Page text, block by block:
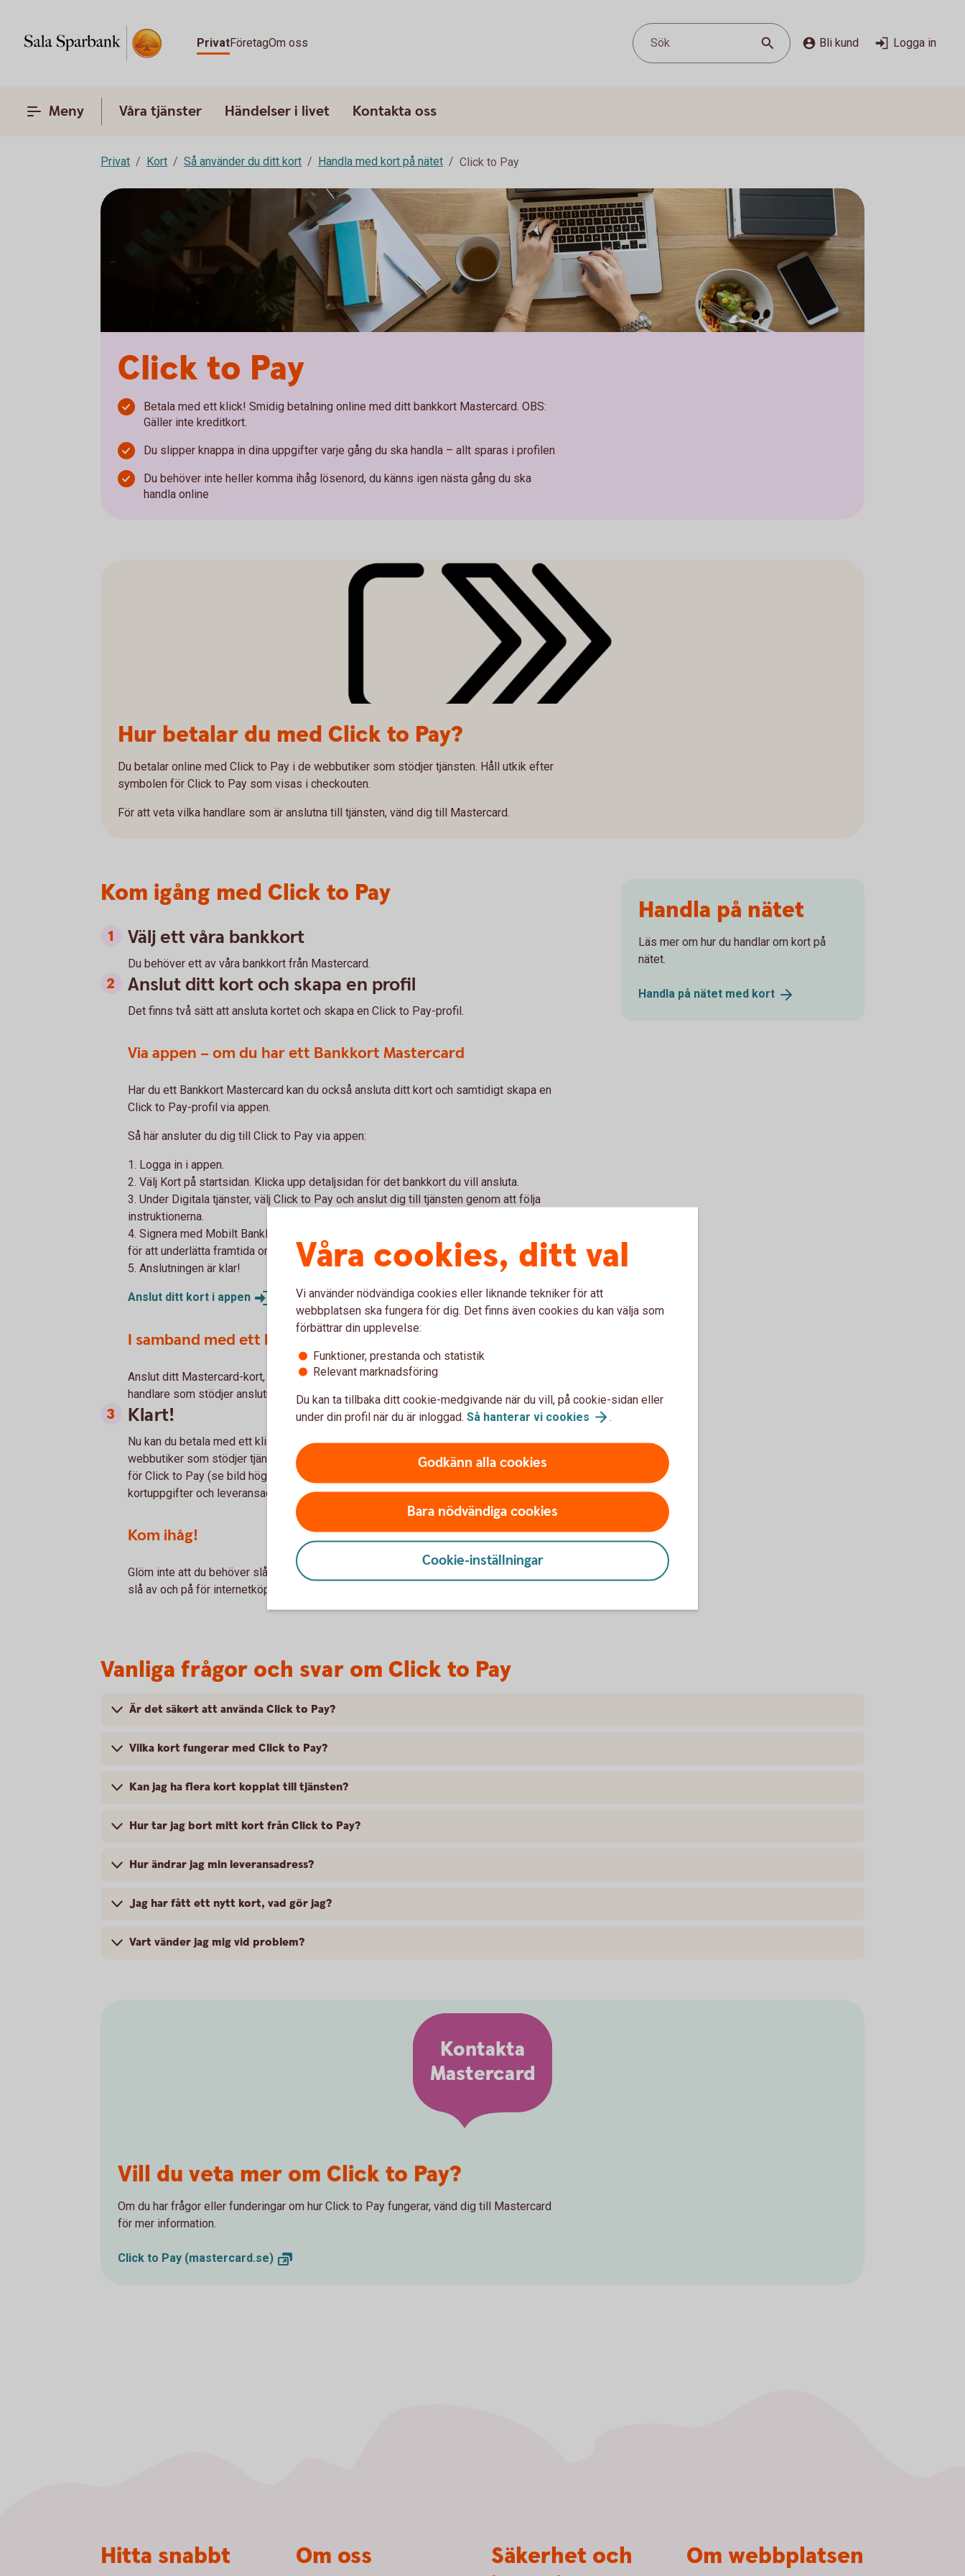
PrivatFöretagOm oss Sök Bli kund Logga in
Meny Våra tjänster Händelser i livet Kontakta oss
Privat Kort Så använder du ditt kort Handla med kort på nätet Click to Pay
Click to Pay
Betala med ett klick! Smidig betalning online med ditt bankkort Mastercard. OBS:
Gäller inte kreditkort.
Du slipper knappa in dina uppgifter varje gång du ska handla – allt sparas i profilen
Du behöver inte heller komma ihåg lösenord, du känns igen nästa gång du ska
handla online
Hur betalar du med Click to Pay?
Du betalar online med Click to Pay i de webbutiker som stödjer tjänsten. Håll utkik efter
symbolen för Click to Pay som visas i checkouten.
För att veta vilka handlare som är anslutna till tjänsten, vänd dig till Mastercard.
Kom igång med Click to Pay
Välj ett våra bankkort
Du behöver ett av våra bankkort från Mastercard.
Anslut ditt kort och skapa en profil
Det finns två sätt att ansluta kortet och skapa en Click to Pay-profil.
Via appen – om du har ett Bankkort Mastercard
Har du ett Bankkort Mastercard kan du också ansluta ditt kort och samtidigt skapa en
Click to Pay-profil via appen.
Så här ansluter du dig till Click to Pay via appen:
1. Logga in i appen.
2. Välj Kort på startsidan. Klicka upp detaljsidan för det bankkort du vill ansluta.
3. Under Digitala tjänster, välj Click to Pay och anslut dig till tjänsten genom att följa
instruktionerna.
4. Signera med Mobilt BankID. Du skickas vidare till Mastercard där dina uppgifter lagras
för att underlätta framtida onlineköp.
5. Anslutningen är klar!
Anslut ditt kort i appen
I samband med ett köp online – alla kort från Mastercard
Anslut ditt Mastercard-kort, och skapa samtidigt en profil, i samband med ett köp hos en
handlare som stödjer anslutning till Click to Pay.
Klart!
Nu kan du betala med ett klick nästa gång du ska handla med Click to Pay, i de
webbutiker som stödjer tjänsten. Vid checkouten hos en handlare klickar du på symbolen
för Click to Pay (se bild högre upp på sidan). Du betalar smidigt med ett klick, eftersom
kortuppgifter och leveransadress redan är förifyllt.
Kom ihåg!
Glöm inte att du behöver slå på kortet för internetköp för att kunna handla online. Du kan
slå av och på för internetköp i appen, under Kortinställningar.
Handla på nätet
Läs mer om hur du handlar om kort på
nätet.
Handla på nätet med kort
Vanliga frågor och svar om Click to Pay
Är det säkert att använda Click to Pay?
Vilka kort fungerar med Click to Pay?
Kan jag ha flera kort kopplat till tjänsten?
Hur tar jag bort mitt kort från Click to Pay?
Hur ändrar jag min leveransadress?
Jag har fått ett nytt kort, vad gör jag?
Vart vänder jag mig vid problem?
Kontakta
Mastercard
Vill du veta mer om Click to Pay?
Om du har frågor eller funderingar om hur Click to Pay fungerar, vänd dig till Mastercard
för mer information.
Click to Pay (mastercard.se)
Våra cookies, ditt val
Vi använder nödvändiga cookies eller liknande tekniker för att
webbplatsen ska fungera för dig. Det finns även cookies du kan välja som
förbättrar din upplevelse:
Funktioner, prestanda och statistik
Relevant marknadsföring
Du kan ta tillbaka ditt cookie-medgivande när du vill, på cookie-sidan eller
under din profil när du är inloggad. Så hanterar vi cookies .
Godkänn alla cookies
Bara nödvändiga cookies
Cookie-inställningar
Hitta snabbt Om oss
Säkerhet och
Om webbplatsen